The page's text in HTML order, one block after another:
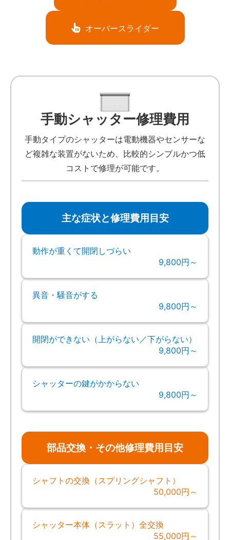
オーバースライダー
手動シャッター修理費用
手動タイプのシャッターは電動機器やセンサーな
ど複雑な装置がないため、比較的シンプルかつ低
コストで修理が可能です。
主な症状と修理費用目安
動作が重くて開閉しづらい
9,800円～
異音・騒音がする
9,800円～
開閉ができない（上がらない／下がらない）
9,800円～
シャッターの鍵がかからない
9,800円～
部品交換・その他修理費用目安
シャフトの交換（スプリングシャフト）
50,000円～
シャッター本体（スラット）全交換
55,000円～